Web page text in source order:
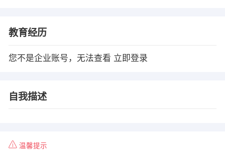
教育经历
您不是企业账号，无法查看 立即登录
自我描述
温馨提示